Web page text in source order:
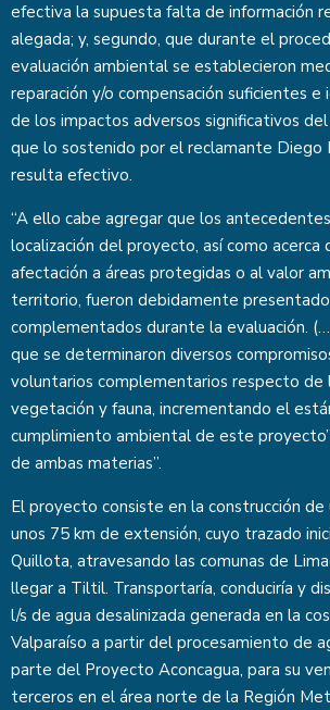
efectiva la supuesta falta de información
alegada; y, segundo, que durante el
evaluación ambiental se establecieron
reparación y/o compensación suficientes e
de los impactos adversos significativos
que lo sostenido por el reclamante Diego
resulta efectivo.
“A ello cabe agregar que los
localización del proyecto, así como acerca
afectación a áreas protegidas o al valor
territorio, fueron debidamente
complementados durante la evaluación.
que se determinaron diversos
voluntarios complementarios respecto de
vegetación y fauna, incrementando el
cumplimiento ambiental de este
de ambas materias”.
El proyecto consiste en la construcción
unos 75 km de extensión, cuyo trazado
Quillota, atravesando las comunas de
llegar a Tiltil. Transportaría, conduciría y
l/s de agua desalinizada generada en la
Valparaíso a partir del procesamiento de
parte del Proyecto Aconcagua, para su
terceros en el área norte de la Región